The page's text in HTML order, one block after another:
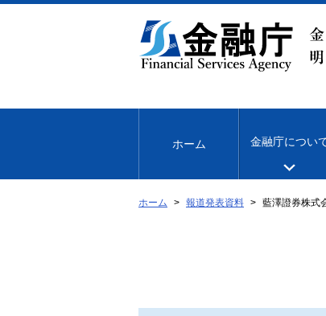
文
移
ホーム 金融庁につい
ホーム 報道発表資料 藍澤證券株式